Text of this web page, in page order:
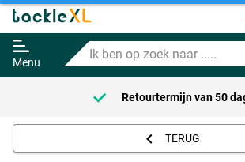
Menu
Ik
ben
op
zoek
naar
Trakker Summit X Brolly System
589.95
Retourtermijn van 50
TERUG